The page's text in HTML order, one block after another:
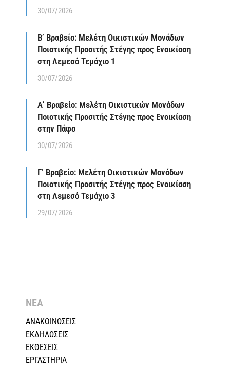
30/07/2026
Β’ Βραβείο: Μελέτη Οικιστικών Μονάδων
Ποιοτικής Προσιτής Στέγης προς Ενοικίαση
στη Λεμεσό Τεμάχιο 1
30/07/2026
Α’ Βραβείο: Μελέτη Οικιστικών Μονάδων
Ποιοτικής Προσιτής Στέγης προς Ενοικίαση
στην Πάφο
30/07/2026
Γ’ Βραβείο: Μελέτη Οικιστικών Μονάδων
Ποιοτικής Προσιτής Στέγης προς Ενοικίαση
στη Λεμεσό Τεμάχιο 3
29/07/2026
ΝΕΑ
ΑΝΑΚΟΙΝΩΣΕΙΣ
ΕΚΔΗΛΩΣΕΙΣ
ΕΚΘΕΣΕΙΣ
ΕΡΓΑΣΤΗΡΙΑ